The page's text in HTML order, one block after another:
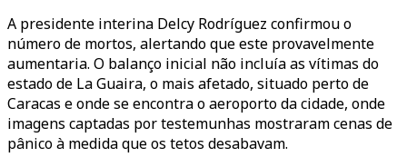
A presidente interina Delcy Rodríguez confirmou o
número de mortos, alertando que este provavelmente
aumentaria. O balanço inicial não incluía as vítimas do
estado de La Guaira, o mais afetado, situado perto de
Caracas e onde se encontra o aeroporto da cidade, onde
imagens captadas por testemunhas mostraram cenas de
pânico à medida que os tetos desabavam.